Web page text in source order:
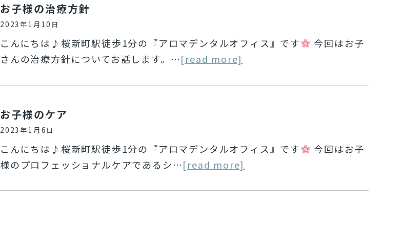
お子様の治療方針
2023年1月10日
こんにちは♪桜新町駅徒歩1分の『アロマデンタルオフィス』です
今回はお子
さんの治療方針についてお話します。…[read more]
お子様のケア
2023年1月6日
こんにちは♪桜新町駅徒歩1分の『アロマデンタルオフィス』です
今回はお子
様のプロフェッショナルケアであるシ…[read more]